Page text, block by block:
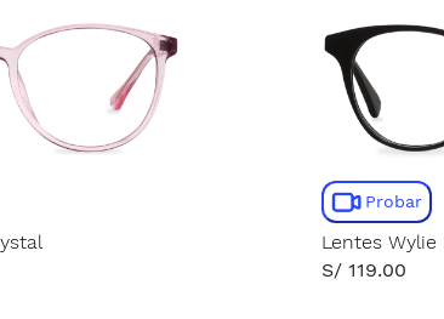
Probar
Lentes Wylie
S/ 119.00